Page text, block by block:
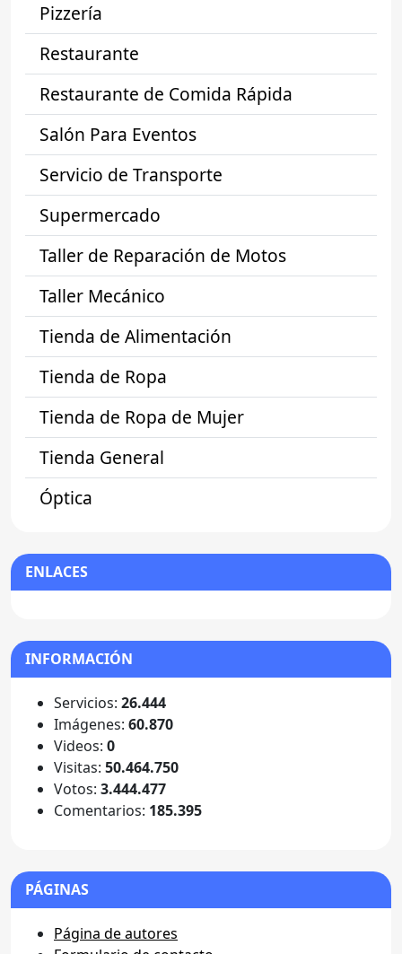
Pizzería
Restaurante
Restaurante de Comida Rápida
Salón Para Eventos
Servicio de Transporte
Supermercado
Taller de Reparación de Motos
Taller Mecánico
Tienda de Alimentación
Tienda de Ropa
Tienda de Ropa de Mujer
Tienda General
Óptica
ENLACES
INFORMACIÓN
Servicios: 26.444
Imágenes: 60.870
Videos: 0
Visitas: 50.464.750
Votos: 3.444.477
Comentarios: 185.395
PÁGINAS
Página de autores